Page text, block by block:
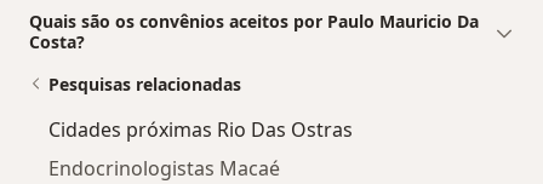
Quais são os convênios aceitos por Paulo Mauricio Da
Costa?
Pesquisas relacionadas
Cidades próximas Rio Das Ostras
Endocrinologistas Macaé